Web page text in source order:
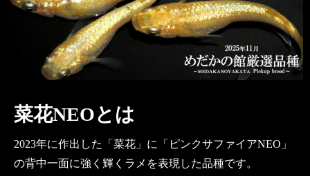
菜花NEOとは
2023年に作出した「菜花」に「ピンクサファイアNEO」
の背中一面に強く輝くラメを表現した品種です。